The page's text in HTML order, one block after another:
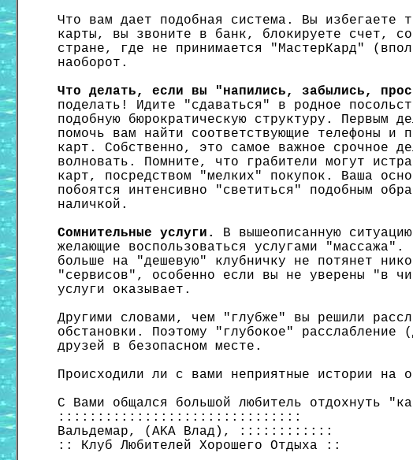
Что вам дает подобная система. Вы избегаете
карты, вы звоните в банк, блокируете счет,
стране, где не принимается "МастерКард"
наоборот.
Что делать, если вы "напились, забылись,
поделать! Идите "сдаваться" в родное
подобную бюрократическую структуру. Первым
помочь вам найти соответствующие телефоны и
карт. Собственно, это самое важное срочное
волновать. Помните, что грабители могут
карт, посредством "мелких" покупок. Ваша
побоятся интенсивно "светиться" подобным
наличкой.
Сомнительные услуги.
В вышеописанную
желающие воспользоваться услугами
больше на "дешевую" клубничку не потянет
"сервисов", особенно если вы не уверены "в
услуги оказывает.
Другими словами, чем "глубже" вы решили
обстановки. Поэтому "глубокое" расслабление
друзей в безопасном месте.
Происходили ли с вами неприятные истории на
С Вами общался большой любитель отдохнуть
:::::::::::::::::::::::::::::::
Вальдемар, (AKA Влад), ::::::::::::
:: Клуб Любителей Хорошего Отдыха ::